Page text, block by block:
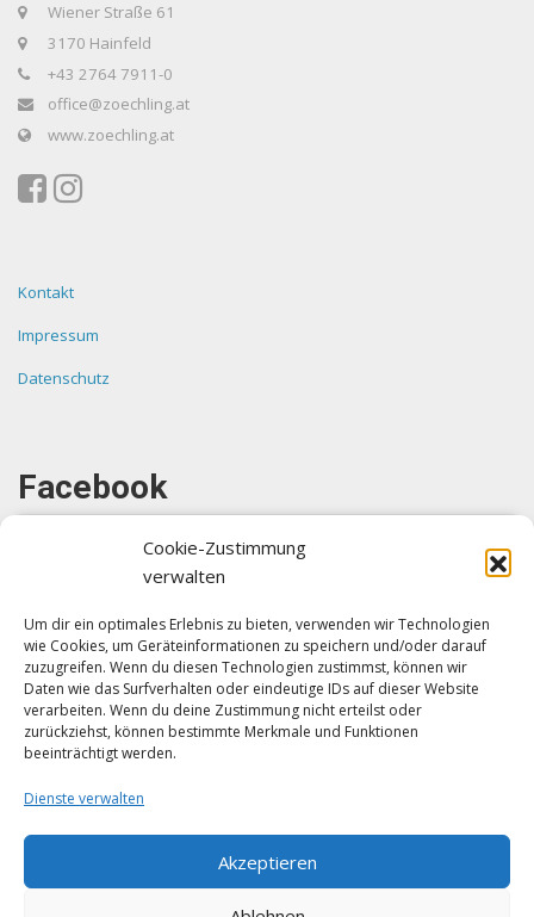
Cookie-Zustimmung
verwalten
Um dir ein optimales Erlebnis zu bieten, verwenden wir Technologien
wie Cookies, um Geräteinformationen zu speichern und/oder darauf
zuzugreifen. Wenn du diesen Technologien zustimmst, können wir
Daten wie das Surfverhalten oder eindeutige IDs auf dieser Website
verarbeiten. Wenn du deine Zustimmung nicht erteilst oder
zurückziehst, können bestimmte Merkmale und Funktionen
beeinträchtigt werden.
Dienste verwalten
Akzeptieren
Wiener Straße 61
3170 Hainfeld
+43 2764 7911-0
office@zoechling.at
www.zoechling.at
Kontakt
Impressum
Datenschutz
Facebook
Klicke auf "Ich stimme zu", um Facebook
zu aktivieren
Ich stimme zu